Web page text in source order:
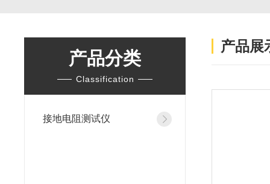
产品分类
Classification
接地电阻测试仪
产品展